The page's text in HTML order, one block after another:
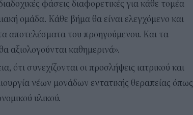
φάσεις διαφορετικές για κάθε τομέα
ομάδα. Κάθε βήμα θα είναι ελεγχόμενο και
αποτελέσματα του προηγούμενου. Και τα
αξιολογούνται καθημερινά».
ότι συνεχίζονται οι προσλήψεις ιατρικού και
νέων μονάδων εντατικής θεραπείας όπως
υλικού.